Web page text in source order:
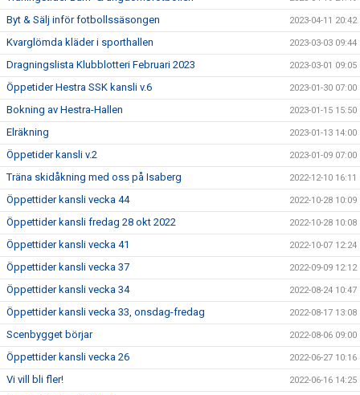
Byt & Sälj inför fotbollssäsongen 2023-04-11 20:42
Kvarglömda kläder i sporthallen 2023-03-03 09:44
Dragningslista Klubblotteri Februari 2023 2023-03-01 09:05
Öppetider Hestra SSK kansli v.6 2023-01-30 07:00
Bokning av Hestra-Hallen 2023-01-15 15:50
Elräkning 2023-01-13 14:00
Öppetider kansli v.2 2023-01-09 07:00
Träna skidåkning med oss på Isaberg 2022-12-10 16:11
Öppettider kansli vecka 44 2022-10-28 10:09
Öppettider kansli fredag 28 okt 2022 2022-10-28 10:08
Öppettider kansli vecka 41 2022-10-07 12:24
Öppettider kansli vecka 37 2022-09-09 12:12
Öppettider kansli vecka 34 2022-08-24 10:47
Öppettider kansli vecka 33, onsdag-fredag 2022-08-17 13:08
Scenbygget börjar 2022-08-06 09:00
Öppettider kansli vecka 26 2022-06-27 10:16
Vi vill bli fler! 2022-06-16 14:25